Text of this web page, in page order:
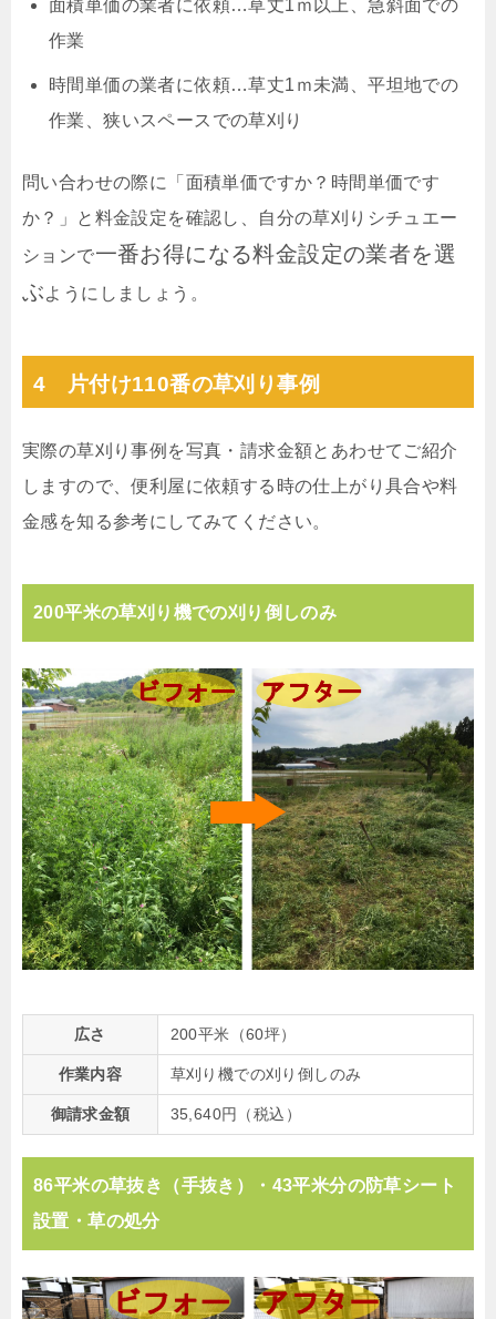
面積単価の業者に依頼…草丈1ｍ以上、急斜面での
作業
時間単価の業者に依頼…草丈1ｍ未満、平坦地での
作業、狭いスペースでの草刈り
問い合わせの際に「面積単価ですか？時間単価です
か？」と料金設定を確認し、自分の草刈りシチュエー
ションで一番お得になる料金設定の業者を選
ぶようにしましょう。
4 片付け110番の草刈り事例
実際の草刈り事例を写真・請求金額とあわせてご紹介
しますので、便利屋に依頼する時の仕上がり具合や料
金感を知る参考にしてみてください。
200平米の草刈り機での刈り倒しのみ
広さ 200平米（60坪）
作業内容 草刈り機での刈り倒しのみ
御請求金額 35,640円（税込）
86平米の草抜き（手抜き）・43平米分の防草シート
設置・草の処分